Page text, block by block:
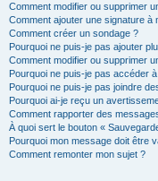
Comment modifier ou supprimer
Comment ajouter une signature à
Comment créer un sondage ?
Pourquoi ne puis-je pas ajouter
Comment modifier ou supprimer
Pourquoi ne puis-je pas accéder
Pourquoi ne puis-je pas joindre
Pourquoi ai-je reçu un
Comment rapporter des
À quoi sert le bouton «
Pourquoi mon message doit être
Comment remonter mon sujet ?